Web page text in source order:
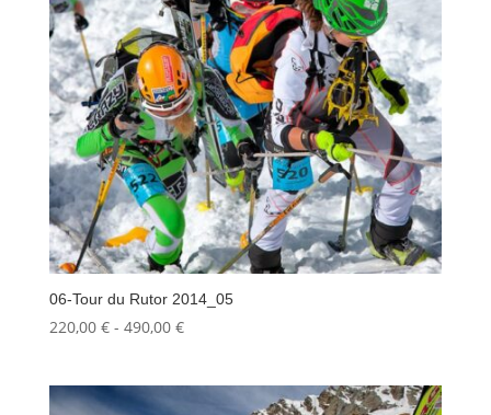
06-Tour du Rutor 2014_05
220,00 € - 490,00 €Fascia